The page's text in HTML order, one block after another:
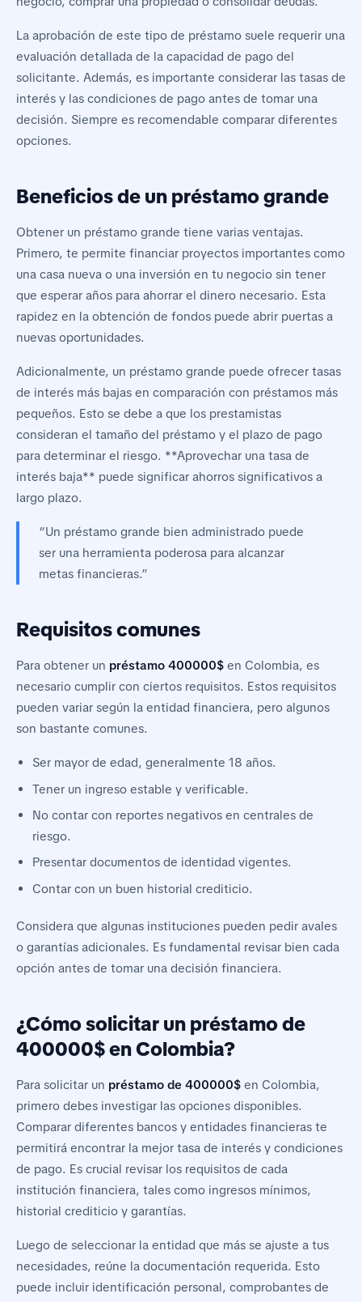
La aprobación de este tipo de préstamo suele requerir una
evaluación detallada de la capacidad de pago del
solicitante. Además, es importante considerar las tasas de
interés y las condiciones de pago antes de tomar una
decisión. Siempre es recomendable comparar diferentes
opciones.
Beneficios de un préstamo grande
Obtener un préstamo grande tiene varias ventajas.
Primero, te permite financiar proyectos importantes como
una casa nueva o una inversión en tu negocio sin tener
que esperar años para ahorrar el dinero necesario. Esta
rapidez en la obtención de fondos puede abrir puertas a
nuevas oportunidades.
Adicionalmente, un préstamo grande puede ofrecer tasas
de interés más bajas en comparación con préstamos más
pequeños. Esto se debe a que los prestamistas
consideran el tamaño del préstamo y el plazo de pago
para determinar el riesgo. **Aprovechar una tasa de
interés baja** puede significar ahorros significativos a
largo plazo.
“Un préstamo grande bien administrado puede
ser una herramienta poderosa para alcanzar
metas financieras.”
Requisitos comunes
Para obtener un préstamo 400000$ en Colombia, es
necesario cumplir con ciertos requisitos. Estos requisitos
pueden variar según la entidad financiera, pero algunos
son bastante comunes.
Ser mayor de edad, generalmente 18 años.
Tener un ingreso estable y verificable.
No contar con reportes negativos en centrales de
riesgo.
Presentar documentos de identidad vigentes.
Contar con un buen historial crediticio.
Considera que algunas instituciones pueden pedir avales
o garantías adicionales. Es fundamental revisar bien cada
opción antes de tomar una decisión financiera.
¿Cómo solicitar un préstamo de
400000$ en Colombia?
Para solicitar un préstamo de 400000$ en Colombia,
primero debes investigar las opciones disponibles.
Comparar diferentes bancos y entidades financieras te
permitirá encontrar la mejor tasa de interés y condiciones
de pago. Es crucial revisar los requisitos de cada
institución financiera, tales como ingresos mínimos,
historial crediticio y garantías.
Luego de seleccionar la entidad que más se ajuste a tus
necesidades, reúne la documentación requerida. Esto
puede incluir identificación personal, comprobantes de